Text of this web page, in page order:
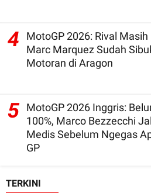
4
MotoGP 2026: Rival Masih
Marc Marquez Sudah
Motoran di Aragon
5 MotoGP 2026 Inggris:
100%, Marco Bezzecchi
Medis Sebelum Ngegas
GP
TERKINI